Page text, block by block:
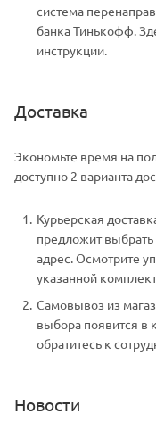
система
банка Тинькофф.
инструкции.
Доставка
Экономьте время на
доступно 2 варианта
Курьерская
предложит выбрать
адрес. Осмотрите
указанной
Самовывоз из
выбора появится в
обратитесь к
Новости